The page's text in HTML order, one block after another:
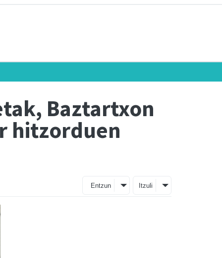
Baztartxon
hitzorduen
Entzun Itzuli